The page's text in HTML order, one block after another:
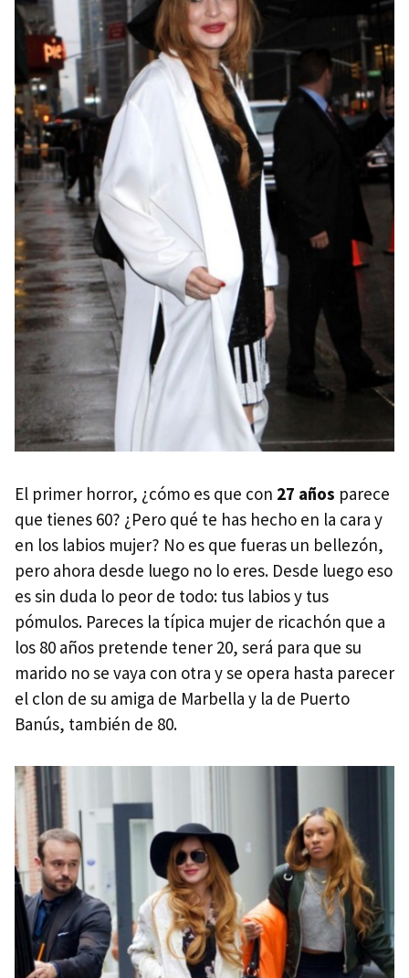
El primer horror, ¿cómo es que con 27 años parece
que tienes 60? ¿Pero qué te has hecho en la cara y
en los labios mujer? No es que fueras un bellezón,
pero ahora desde luego no lo eres. Desde luego eso
es sin duda lo peor de todo: tus labios y tus
pómulos. Pareces la típica mujer de ricachón que a
los 80 años pretende tener 20, será para que su
marido no se vaya con otra y se opera hasta parecer
el clon de su amiga de Marbella y la de Puerto
Banús, también de 80.